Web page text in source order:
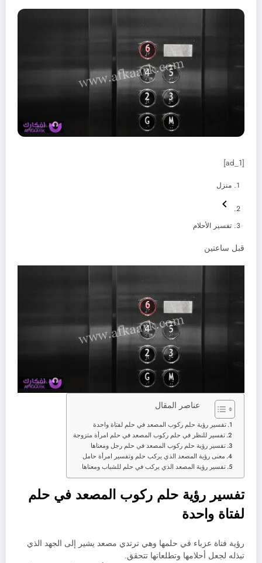
[ad_1]
منزل
تفسير الأحلام
قبل ساعتين
عناصر المقال
تفسير رؤية حلم ركوب المصعد في حلم لفتاة واحدة
تفسير للنظر في حلم ركوب المصعد في حلم امرأة متزوجة
تفسير رؤية حلم ركوب المصعد في حلم رجل ومعناها
معنى رؤية المصعد الذي يركب حلم وتفسير امرأة حامل
تفسير رؤية المصعد الذي يركب في حلم للشباب ومعناها
تفسير رؤية حلم ركوب المصعد في حلم
لفتاة واحدة
رؤية فتاة عزباء في حلمها وهي ترتدي مصعد يشير إلى الجهد الذي
تبذله لجعل أحلامها وتطلعاتها تتحقق.